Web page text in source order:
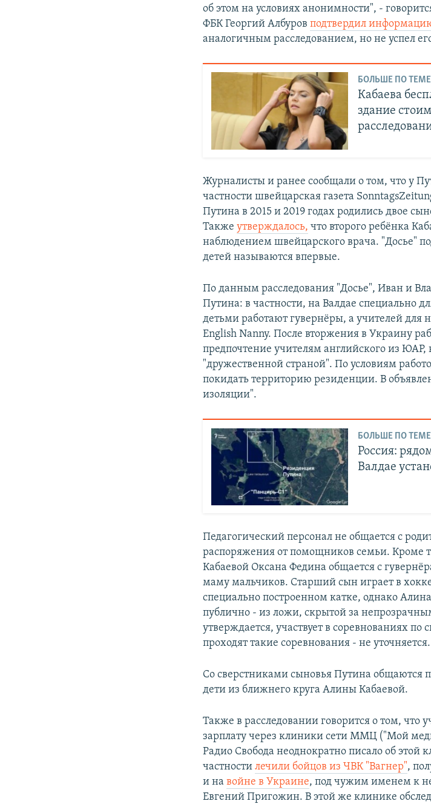
об этом на условиях анонимности", -
ФБК Георгий Албуровподтвердил
аналогичным расследованием, но не успел
БОЛЬШЕ ПО
Кабаева
здание
Журналисты и ранее сообщали о том, что у
частности швейцарская газета
Путина в 2015 и 2019 годах родились двое
Такжеутверждалось, что второго ребёнка
наблюдением швейцарского врача. "Досье"
детей называются впервые.
По данным расследования "Досье", Иван и
Путина: в частности, на Валдае специально
детьми работают гувернёры, а учителей для
English Nanny. После вторжения в Украину
предпочтение учителям английского из ЮАР,
"дружественной страной". По условиям
покидать территорию резиденции. В
изоляции".
БОЛЬШЕ ПО
Россия:
Валдае
Педагогический персонал не общается с
распоряжения от помощников семьи. Кроме
Кабаевой Оксана Федина общается с
маму мальчиков. Старший сын играет в
специально построенном катке, однако
публично - из ложи, скрытой за
утверждается, участвует в соревнованиях по
проходят такие соревнования - не уточняется.
Со сверстниками сыновья Путина общаются
дети из ближнего круга Алины Кабаевой.
Также в расследовании говорится о том, что
зарплату через клиники сети ММЦ ("Мой
Радио Свобода неоднократно писало об этой
частностилечили бойцов из ЧВК "Вагнер",
и навойне в Украине, под чужим именем к
Евгений Пригожин. В этой же клинике